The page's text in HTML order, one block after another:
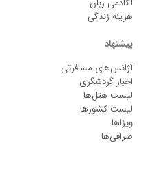
آکادمی زبان
هزینه زندگی
پیشنهاد
آژانس‌های مسافرتی
اخبار گردشگری
لیست هتل‌ها
لیست کشورها
ویزاها
صرافی‌ها